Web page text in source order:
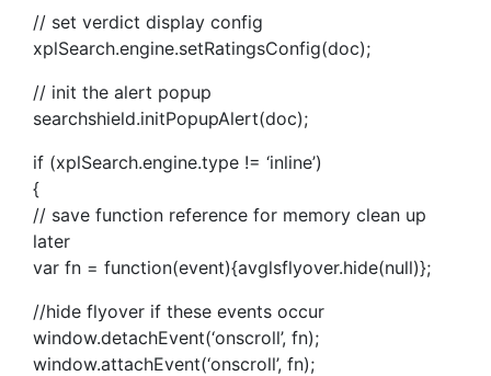
// set verdict display config
xplSearch.engine.setRatingsConfig(doc);
// init the alert popup
searchshield.initPopupAlert(doc);
if (xplSearch.engine.type != ‘inline’)
{
// save function reference for memory clean up
later
var fn = function(event){avglsflyover.hide(null)};
//hide flyover if these events occur
window.detachEvent(‘onscroll’, fn);
window.attachEvent(‘onscroll’, fn);